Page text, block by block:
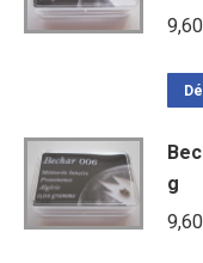
9,60
g
9,60